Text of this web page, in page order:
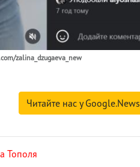
zalina_dzugaeva_new
Читайте нас у Google.News
Тополя